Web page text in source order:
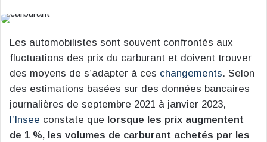
Les automobilistes sont souvent confrontés aux
fluctuations des prix du carburant et doivent trouver
des moyens de s’adapter à ces changements. Selon
des estimations basées sur des données bancaires
journalières de septembre 2021 à janvier 2023,
l’Insee constate que lorsque les prix augmentent
de 1 %, les volumes de carburant achetés par les